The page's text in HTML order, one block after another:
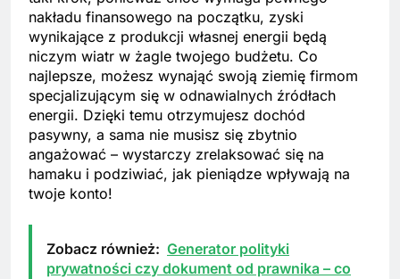
nakładu finansowego na początku, zyski
wynikające z produkcji własnej energii będą
niczym wiatr w żagle twojego budżetu. Co
najlepsze, możesz wynająć swoją ziemię firmom
specjalizującym się w odnawialnych źródłach
energii. Dzięki temu otrzymujesz dochód
pasywny, a sama nie musisz się zbytnio
angażować – wystarczy zrelaksować się na
hamaku i podziwiać, jak pieniądze wpływają na
twoje konto!
Zobacz również: Generator polityki
prywatności czy dokument od prawnika – co